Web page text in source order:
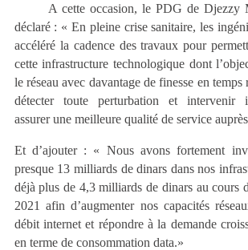
A cette occasion, le PDG de Djezzy
déclaré : « En pleine crise sanitaire, les
accéléré la cadence des travaux pour
cette infrastructure technologique dont
le réseau avec davantage de finesse en
détecter toute perturbation et intervenir
assurer une meilleure qualité de service
Et d’ajouter : « Nous avons fortement
presque 13 milliards de dinars dans nos
déjà plus de 4,3 milliards de dinars au cours
2021 afin d’augmenter nos capacités
débit internet et répondre à la demande
en terme de consommation data.»